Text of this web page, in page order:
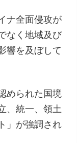
ナ全面侵攻が
なく地域及び
響を及ぼして
められた国境
、統一、領土
」が強調され